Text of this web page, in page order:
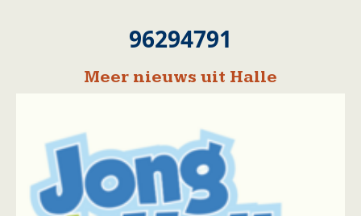
96294791
Meer nieuws uit Halle